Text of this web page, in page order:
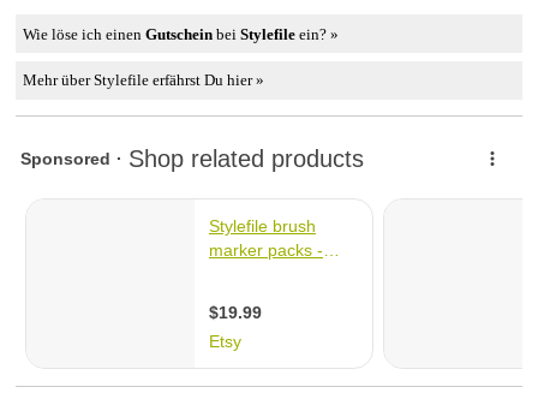
Wie löse ich einenGutschein beiStylefile ein? »
Mehr über Stylefile erfährst Du hier »